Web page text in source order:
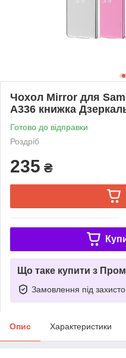
Чохол Mirror для
A336 книжка
Готово до відправки
Роздріб
235 ₴
Що таке купити з
Замовлення під
Опис Характеристики